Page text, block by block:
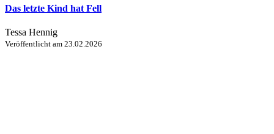
Das letzte Kind hat Fell
Tessa Hennig
Veröffentlicht am 23.02.2026